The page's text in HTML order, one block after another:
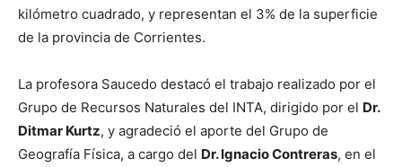
kilómetro cuadrado, y representan el 3% de la superficie
de la provincia de Corrientes.
La profesora Saucedo destacó el trabajo realizado por el
Grupo de Recursos Naturales del INTA, dirigido por el Dr.
Ditmar Kurtz, y agradeció el aporte del Grupo de
Geografía Física, a cargo del Dr. Ignacio Contreras, en el